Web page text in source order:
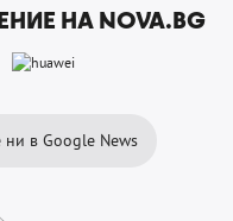
НА NOVA.BG
ни в Google News